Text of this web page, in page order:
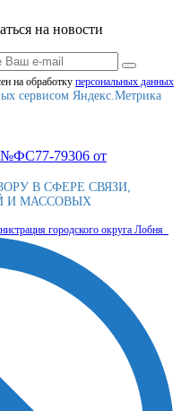
на новости
на обработку персональныx данных
сервисом Яндекс.Метрика
№ФС77-79306 от
В СФЕРЕ СВЯЗИ,
И МАССОВЫХ
городского округа Лобня